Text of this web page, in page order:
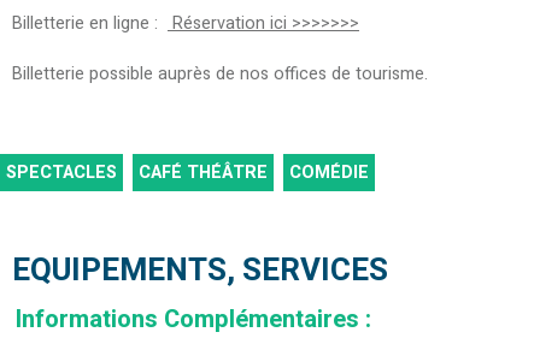
Billetterie en ligne :
Réservation ici >>>>>>>
Billetterie possible auprès de nos offices de tourisme.
SPECTACLES CAFÉ THÉÂTRE COMÉDIE
EQUIPEMENTS, SERVICES
Informations Complémentaires :